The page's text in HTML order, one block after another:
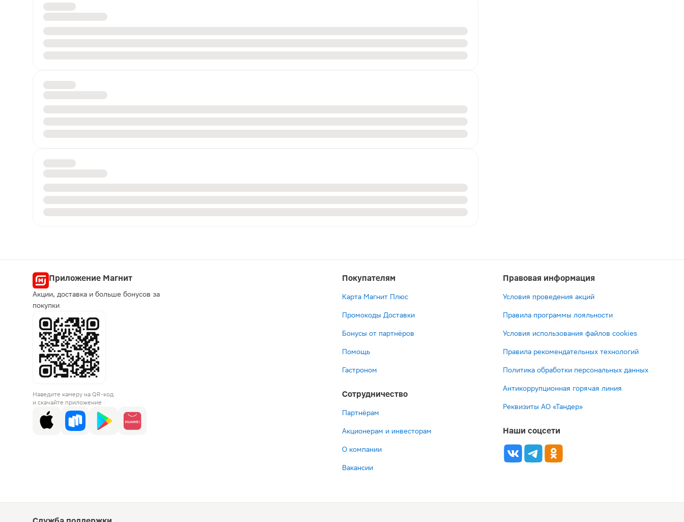
Приложение Магнит
Акции, доставка и больше бонусов за
покупки
Наведите камеру на QR-код
и скачайте приложение
Покупателям
Карта Магнит Плюс
Промокоды Доставки
Бонусы от партнёров
Помощь
Гастроном
Сотрудничество
Партнёрам
Акционерам и инвесторам
О компании
Вакансии
Правовая информация
Условия проведения акций
Правила программы лояльности
Условия использования файлов cookies
Правила рекомендательных технологий
Политика обработки персональных данных
Антикоррупционная горячая линия
Реквизиты АО «Тандер»
Наши соцсети